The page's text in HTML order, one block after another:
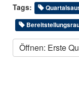
Tags:
Öffnen: Erste